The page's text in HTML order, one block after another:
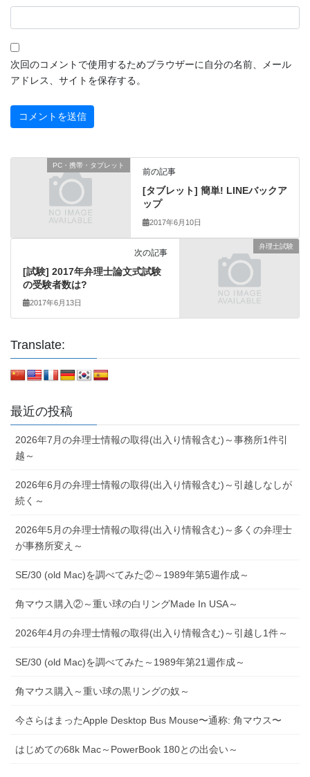
次回のコメントで使用するためブラウザーに自分の名前、メール
アドレス、サイトを保存する。
PC・携帯・タブレット
前の記事
[タブレット] 簡単! LINEバックア
ップ
2017年6月10日
弁理士試験
次の記事
[試験] 2017年弁理士論文式試験
の受験者数は?
2017年6月13日
Translate:
最近の投稿
2026年7月の弁理士情報の取得(出入り情報含む)～事務所1件引
越～
2026年6月の弁理士情報の取得(出入り情報含む)～引越しなしが
続く～
2026年5月の弁理士情報の取得(出入り情報含む)～多くの弁理士
が事務所変え～
SE/30 (old Mac)を調べてみた②～1989年第5週作成～
角マウス購入②～重い球の白リングMade In USA～
2026年4月の弁理士情報の取得(出入り情報含む)～引越し1件～
SE/30 (old Mac)を調べてみた～1989年第21週作成～
角マウス購入～重い球の黒リングの奴～
今さらはまったApple Desktop Bus Mouse〜通称: 角マウス〜
はじめての68k Mac～PowerBook 180との出会い～